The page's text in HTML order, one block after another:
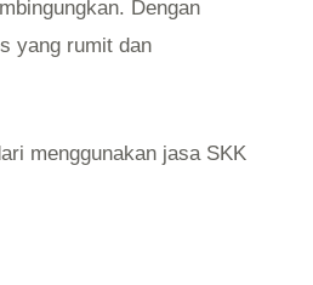
Dengan
yang rumit dan
menggunakan jasa SKK